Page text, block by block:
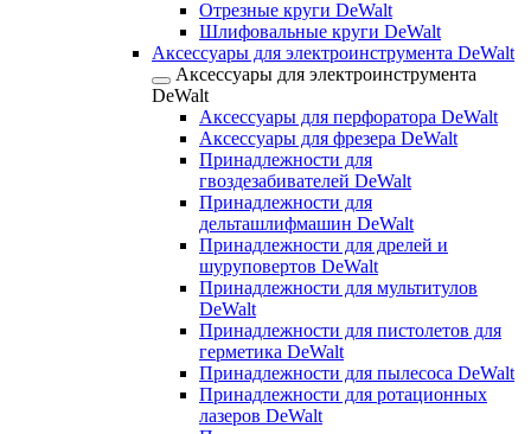
Отрезные круги DeWalt
Шлифовальные круги DeWalt
Аксессуары для электроинструмента DeWalt
Аксессуары для электроинструмента
DeWalt
Аксессуары для перфоратора DeWalt
Аксессуары для фрезера DeWalt
Принадлежности для
гвоздезабивателей DeWalt
Принадлежности для
дельташлифмашин DeWalt
Принадлежности для дрелей и
шуруповертов DeWalt
Принадлежности для мультитулов
DeWalt
Принадлежности для пистолетов для
герметика DeWalt
Принадлежности для пылесоса DeWalt
Принадлежности для ротационных
лазеров DeWalt